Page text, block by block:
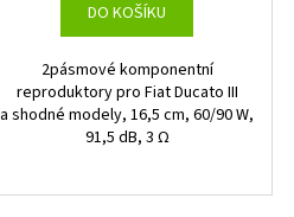
DO KOŠÍKU
2pásmové komponentní
reproduktory pro Fiat Ducato III
a shodné modely, 16,5 cm, 60/90 W,
91,5 dB, 3 Ω